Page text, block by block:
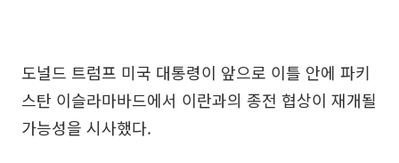
도널드 트럼프 미국 대통령이 앞으로 이틀 안에 파키
스탄 이슬라마바드에서 이란과의 종전 협상이 재개될
가능성을 시사했다.